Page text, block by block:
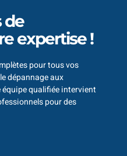
de
expertise !
pour tous vos
dépannage aux
qualifiée intervient
pour des